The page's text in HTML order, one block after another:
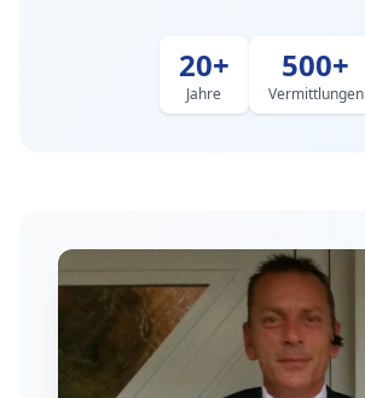
20+
Jahre
500+
Vermittlungen